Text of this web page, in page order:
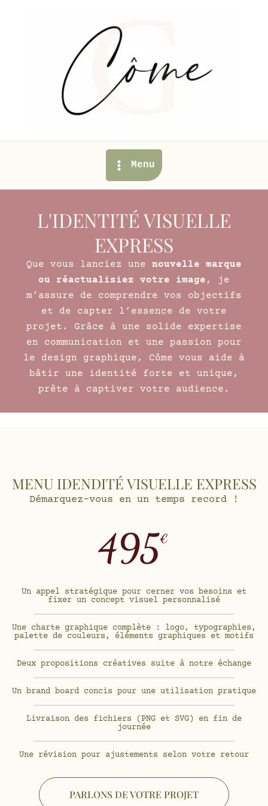
Main
Menu
Menu
L'IDENTITÉ VISUELLE
EXPRESS
Que vous lanciez une nouvelle marque
ou réactualisiez votre image , je
m’assure de comprendre vos objectifs
et de capter l’essence de votre
projet. Grâce à une solide expertise
en communication et une passion pour
le design graphique, Côme vous aide à
bâtir une identité forte et unique,
prête à captiver votre audience.
MENU IDENDITÉ VISUELLE EXPRESS
Démarquez-vous en un temps record !
495€
Un appel stratégique pour cerner vos besoins et
fixer un concept visuel personnalisé
Une charte graphique complète : logo, typographies,
palette de couleurs, éléments graphiques et motifs
Deux propositions créatives suite à notre échange
Un brand board concis pour une utilisation pratique
Livraison des fichiers (PNG et SVG) en fin de
journée
Une révision pour ajustements selon votre retour
PARLONS DE VOTRE PROJET